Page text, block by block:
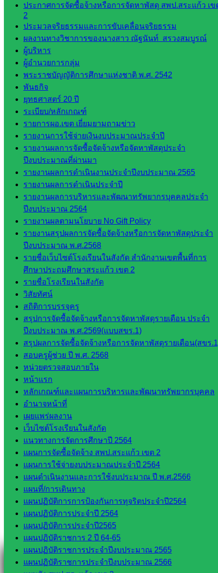
ประกาศการจัดซื้อจ้างหรือการจัดหาพัสดุ สพป.สระแก้ว เข
2
ประมวลจริยธรรมและการขับเคลื่อนจริยธรรม
ผลงานทางวิชาการของนางสาว ณัฐนันท์ สรวงสมบูรณ์
ผู้บริหาร
ผู้อำนวยการกลุ่ม
พระราชบัญญัติการศึกษาแห่งชาติ พ.ศ. 2542
พันธกิจ
ยุทธศาสตร์ 20 ปี
ระเบียบ/หลักเกณฑ์
รายการผอ.เขต เยี่ยมยามถามข่าว
รายงานการใช้จ่ายเงินงบประมาณประจำปี
รายงานผลการจัดซื้อจัดจ้างหรือจัดหาพัสดุประจำ
ปีงบประมาณที่ผ่านมา
รายงานผลการดำเนินงานประจำปีงบประมาณ 2565
รายงานผลการดำเนินประจำปี
รายงานผลการบริหารและพัฒนาทรัพยากรบุคคลประจำ
ปีงบประมาณ 2564
รายงานผลตามนโยบาย No Gift Policy
รายงานสรุปผลการจัดซื้อจัดจ้างหรือการจัดหาพัสดุประจำ
ปีงบประมาณ พ.ศ.2568
รายชื่อเว็บไซต์โรงเรียนในสังกัด สำนักงานเขตพื้นที่การ
ศึกษาประถมศึกษาสระแก้ว เขต 2
รายชื่อโรงเรียนในสังกัด
วิสัยทัศน์
สถิติการบรรจุครู
สรุปการจัดซื้อจัดจ้างหรือการจัดหาพัสดุรายเดือน ประจำ
ปีงบประมาณ พ.ศ.2569(แบบสขร.1)
สรุปผลการจัดซื้อจัดจ้างหรือการจัดหาพัสดุรายเดือน(สขร
สอบครูผู้ช่วย ปี พ.ศ. 2568
หน่วยตรวจสอบภายใน
หน้าแรก
หลักเกณฑ์และแผนการบริหารและพัฒนาทรัพยากรบุคคล
อำนาจหน้าที่
เผยแพร่ผลงาน
เว็บไซต์โรงเรียนในสังกัด
แนวทางการจัดการศึกษาปี 2564
แผนการจัดซื้อจัดจ้าง สพป.สระแก้ว เขต 2
แผนการใช้จ่ายงบประมาณประจำปี 2564
แผนดำเนินงานและการใช้งบประมาณ ปี พ.ศ.2566
แผนที่/การเดินทาง
แผนปฏิบัติการการป้องกันการทุจริตประจำปี2564
แผนปฏิบัติการประจำปี 2564
แผนปฏิบัติการประจำปี2565
แผนปฏิบัติราชการ 2 ปี 64-65
แผนปฏิบัติราชการประจำปีงบประมาณ 2565
แผนปฏิบัติราชการประจำปีงบประมาณ 2566
บริหาร
งานงาน
เงินและ
สินทรัพย์
กลุ่มน
โยบาย
และแผน
กลุ่มส่ง
เสริมการ
จัดการ
ศึกษา
กลุ่ม
บริหาร
งาน
บุคคล
กลุ่ม
พัฒนาครู
และบุ
คลากรฯ
กลุ่มนิ
เทศ
ติดตาม
และประ
เมินผลฯ
::: ©2021 sakarea2.go.th. All rights reserved. Design By SK2 ICT
TEAM :::
สอบถามได้นะคะ
Line
Tel 037-232263:
Messenger
Facebook